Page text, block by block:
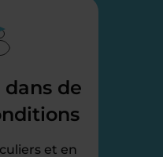
dans de
et en